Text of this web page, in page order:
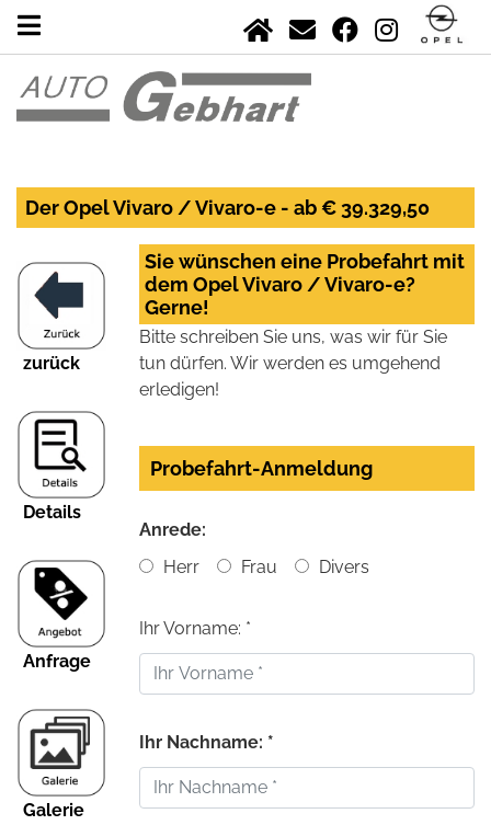
Der Opel Vivaro / Vivaro-e - ab € 39.329,50
zurück
Details
Anfrage
Galerie
Sie wünschen eine Probefahrt mit
dem Opel Vivaro / Vivaro-e?
Gerne!
Bitte schreiben Sie uns, was wir für Sie
tun dürfen. Wir werden es umgehend
erledigen!
Probefahrt-Anmeldung
Anrede:
Herr
Frau Divers
Ihr Vorname: *
Ihr Nachname: *